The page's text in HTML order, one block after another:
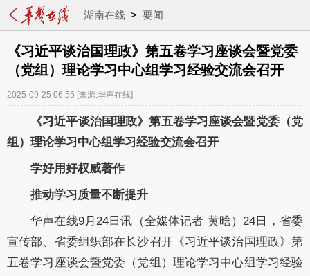
湖南在线> 要闻
《习近平谈治国理政》第五卷学习座谈会暨党委
（党组）理论学习中心组学习经验交流会召开
2025-09-25 06:55 [来源:华声在线]
《习近平谈治国理政》第五卷学习座谈会暨党委（党
组）理论学习中心组学习经验交流会召开
学好用好权威著作
推动学习质量不断提升
华声在线9月24日讯（全媒体记者 黄晗）24日，省委
宣传部、省委组织部在长沙召开《习近平谈治国理政》第
五卷学习座谈会暨党委（党组）理论学习中心组学习经验